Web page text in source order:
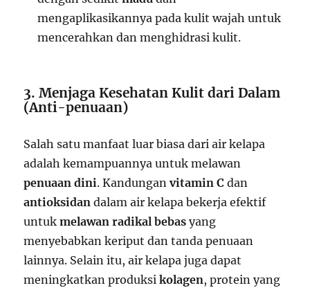
mengaplikasikannya pada kulit wajah untuk
mencerahkan dan menghidrasi kulit.
3. Menjaga Kesehatan Kulit dari Dalam
(Anti-penuaan)
Salah satu manfaat luar biasa dari air kelapa
adalah kemampuannya untuk melawan
penuaan dini. Kandunganvitamin C dan
antioksidan dalam air kelapa bekerja efektif
untukmelawan radikal bebas yang
menyebabkan keriput dan tanda penuaan
lainnya. Selain itu, air kelapa juga dapat
meningkatkan produksikolagen, protein yang